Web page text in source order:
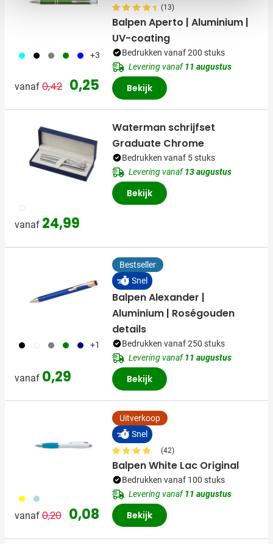
166 001 003 004 005 +3
vanaf Normale prijs
0,42 Speciale prijs
0,25
(13)
Balpen Aperto | Aluminium |
UV-coating
Bedrukken vanaf 200 stuks
Levering vanaf11 augustus
Bekijk
032
vanaf 24,99
Waterman schrijfset
Graduate Chrome
Bedrukken vanaf 5 stuks
Levering vanaf13 augustus
Bekijk
001 002 003 004 536 +1
vanaf 0,29
Bestseller
Snel
Balpen Alexander |
Aluminium | Roségouden
details
Bedrukken vanaf 250 stuks
Levering vanaf11 augustus
Bekijk
006 018
vanaf Normale prijs
0,20 Speciale prijs
0,08
Uitverkoop
Snel
(42)
Balpen White Lac Original
Bedrukken vanaf 100 stuks
Levering vanaf11 augustus
Bekijk